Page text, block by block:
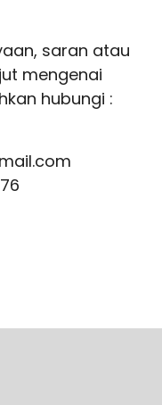
saran atau
mengenai
hubungi :